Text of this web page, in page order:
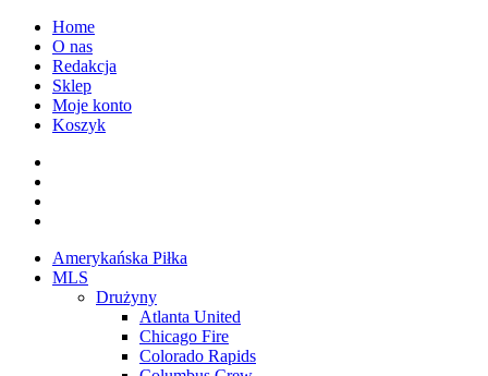
Przejdź
treści
Home
O nas
Redakcja
Sklep
Moje konto
Koszyk
Menu
główne
Amerykańska Piłka
MLS
Drużyny
Atlanta United
Chicago Fire
Colorado Rapids